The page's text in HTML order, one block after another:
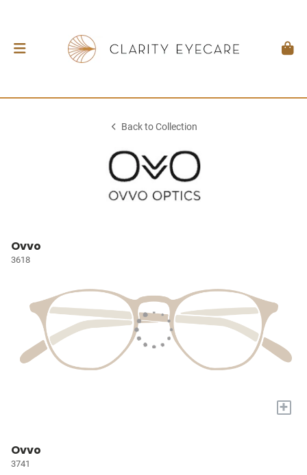
Back to Collection
Ovvo
3618
+
Ovvo
3741